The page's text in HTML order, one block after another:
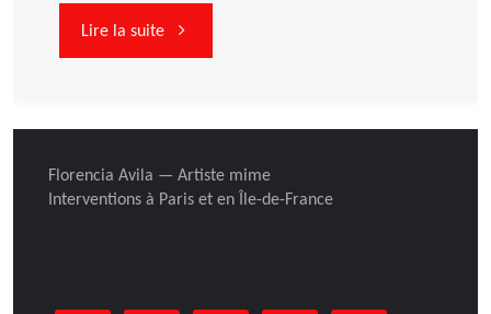
Lire la suite"En
au
mois
Florencia Avila — Artiste mime
Interventions à Paris et en Île-de-France